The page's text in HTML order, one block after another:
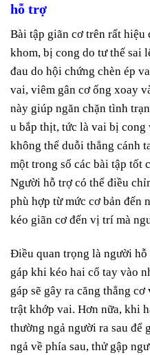
hỗ trợ
Bài tập giãn cơ trên rất hiệu
khom, bị cong do tư thế sai
đau do hội chứng chèn ép
vai, viêm gân cơ ống xoay
này giúp ngăn chặn tình
u bắp thịt, tức là vai bị
không thể duỗi thẳng cánh
một trong số các bài tập tốt
Người hỗ trợ có thể điều
phù hợp từ mức cơ bản đến
kéo giãn cơ đến vị trí mà
Điều quan trọng là người hỗ
gáp khi kéo hai cổ tay vào
gáp sẽ gây ra căng thẳng
trật khớp vai. Hơn nữa, khi
thường ngả người ra sau để
ngả về phía sau, thử gập